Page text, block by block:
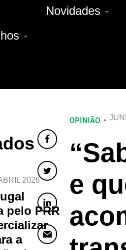
Novidades
OPINIÃO
e
2026
pelo PRR
a